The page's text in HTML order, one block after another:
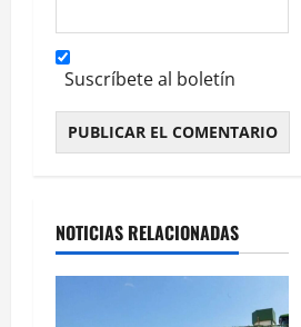
Suscríbete al boletín
NOTICIAS RELACIONADAS